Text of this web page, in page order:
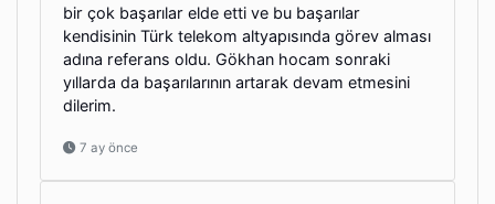
bir çok başarılar elde etti ve bu başarılar
kendisinin Türk telekom altyapısında görev alması
adına referans oldu. Gökhan hocam sonraki
yıllarda da başarılarının artarak devam etmesini
dilerim.
7 ay önce